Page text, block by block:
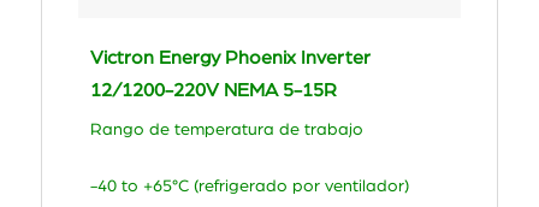
Victron Energy Phoenix Inverter
12/1200-220V NEMA 5-15R
Rango de temperatura de trabajo
-40 to +65°C (refrigerado por ventilador)